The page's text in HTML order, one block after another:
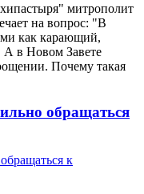
митрополит
на вопрос: "В
как карающий,
А в Новом Завете
Почему такая
обращаться